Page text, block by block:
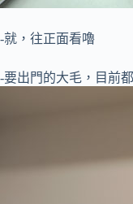
-就，往正面看嚕
-要出門的大毛，目前